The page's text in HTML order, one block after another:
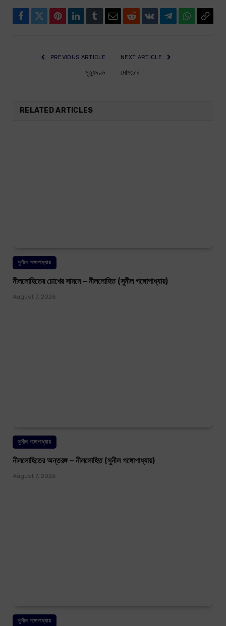
Facebook
TwitterPinterestLinkedIn
TumblrEmailRedditVKontakte
TelegramWhatsApp
Copy
PREVIOUS ARTICLE
মৃত্যুদণ্ড
NEXT ARTICLE
মোমচোর
RELATED ARTICLES
সুনীল গঙ্গোপাধ্যায়
নীললোহিতের চোখের সামনে – নীললোহিত (সুনীল গঙ্গোপাধ্যায়)
August 7, 2026
সুনীল গঙ্গোপাধ্যায়
নীললোহিতের অন্তরঙ্গ – নীললোহিত (সুনীল গঙ্গোপাধ্যায়)
August 7, 2026
সুনীল গঙ্গোপাধ্যায়